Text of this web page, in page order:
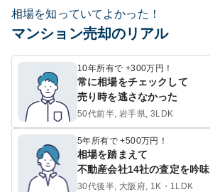
相場を知っていてよかった！
マンション売却のリアル
10年所有で +300万円！
常に相場をチェックして
売り時を逃さなかった
50代前半, 岩手県, 3LDK
5年所有で +500万円！
相場を踏まえて
不動産会社14社の査定を吟味
30代後半, 大阪府, 1K・1LDK